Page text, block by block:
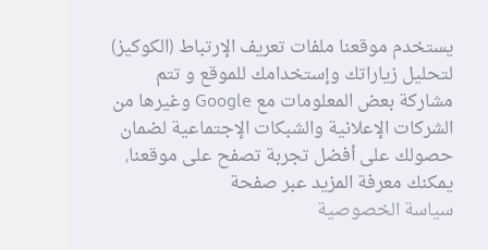
يستخدم موقعنا ملفات تعريف الإرتباط (الكوكيز)
لتحليل زياراتك وإستخدامك للموقع و تتم
مشاركة بعض المعلومات مع Google وغيرها من
الشركات الإعلانية والشبكات الإجتماعية لضمان
حصولك على أفضل تجربة تصفح على موقعنا,
يمكنك معرفة المزيد عبر صفحة
سياسة الخصوصية